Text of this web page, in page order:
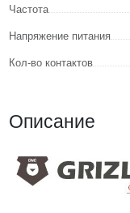
Частота
Напряжение питания
Кол-во контактов
Описание